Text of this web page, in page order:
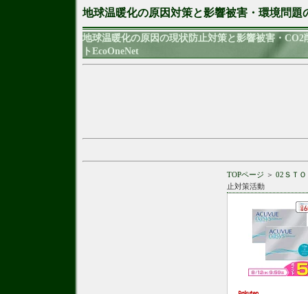
地球温暖化の原因対策と影響被害・環境問題
地球温暖化の原因の現状防止対策と影響被害・
トEcoOneNet
TOPページ ＞ 02ＳＴ
止対策活動